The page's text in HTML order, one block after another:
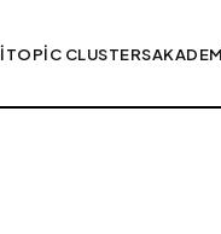
TOPIC CLUSTERS